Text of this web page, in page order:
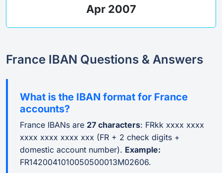
Apr 2007
France IBAN Questions & Answers
What is the IBAN format for France
accounts?
France IBANs are 27 characters: FRkk xxxx xxxx
xxxx xxxx xxxx xxx (FR + 2 check digits +
domestic account number). Example:
FR1420041010050500013M02606.